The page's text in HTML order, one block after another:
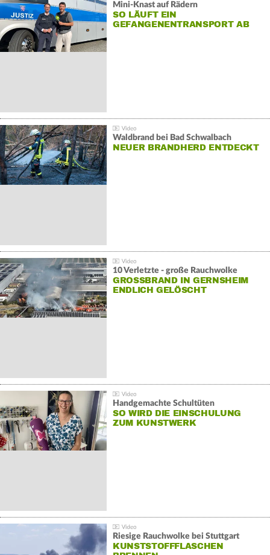
Mini-Knast auf Rädern
SO LÄUFT EIN
GEFANGENENTRANSPORT AB
Waldbrand bei Bad Schwalbach
NEUER BRANDHERD ENTDECKT
10 Verletzte - große Rauchwolke
GROSSBRAND IN GERNSHEIM E
NDLICH GELÖSCHT
Handgemachte Schultüten
SO WIRD DIE EINSCHULUNG
ZUM KUNSTWERK
Riesige Rauchwolke bei Stuttgart
KUNSTSTOFFFLASCHEN